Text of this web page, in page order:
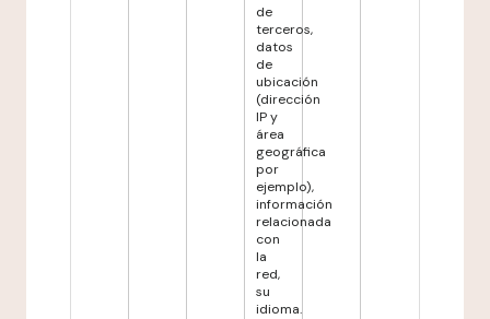
de
terceros,
datos
de
ubicación
(dirección
IP y
área
geográfica
por
ejemplo),
información
relacionada
con
la
red,
su
idioma.